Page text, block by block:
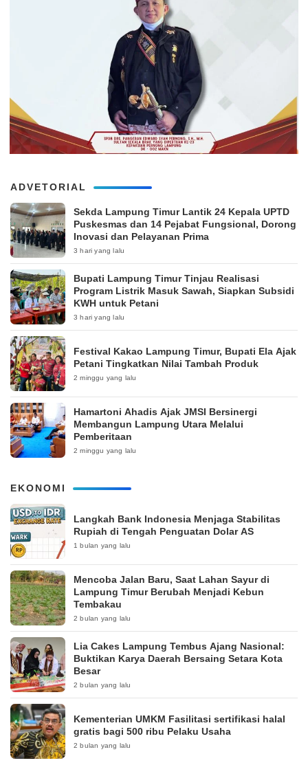
ADVETORIAL
‎Sekda Lampung Timur Lantik 24 Kepala UPTD
Puskesmas dan 14 Pejabat Fungsional, Dorong
Inovasi dan Pelayanan Prima
3 hari yang lalu
Bupati Lampung Timur Tinjau Realisasi
Program Listrik Masuk Sawah, Siapkan Subsidi
KWH untuk Petani
3 hari yang lalu
‎Festival Kakao Lampung Timur, Bupati Ela Ajak
Petani Tingkatkan Nilai Tambah Produk
2 minggu yang lalu
Hamartoni Ahadis Ajak JMSI Bersinergi
Membangun Lampung Utara Melalui
Pemberitaan
2 minggu yang lalu
EKONOMI
Langkah Bank Indonesia Menjaga Stabilitas
Rupiah di Tengah Penguatan Dolar AS
1 bulan yang lalu
Mencoba Jalan Baru, Saat Lahan Sayur di
Lampung Timur Berubah Menjadi Kebun
Tembakau
2 bulan yang lalu
Lia Cakes Lampung Tembus Ajang Nasional:
Buktikan Karya Daerah Bersaing Setara Kota
Besar
2 bulan yang lalu
Kementerian UMKM Fasilitasi sertifikasi halal
gratis bagi 500 ribu Pelaku Usaha
2 bulan yang lalu